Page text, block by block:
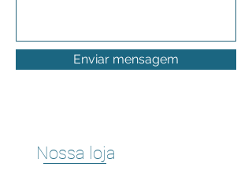
Enviar mensagem
Nossa loja